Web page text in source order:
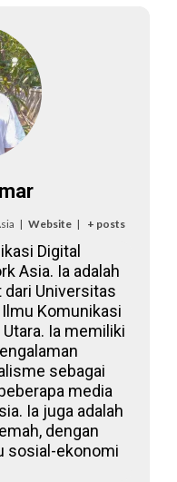
| Website | + posts
Digital
Asia. Ia adalah
Universitas
Ilmu Komunikasi
Ia memiliki
sebagai
media
Ia juga adalah
dengan
sosial-ekonomi